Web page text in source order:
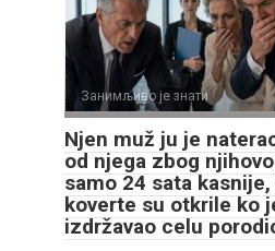
Занимљиво је знати
Njen muž ju je
od njega zbog
samo 24 sata
koverte su otkrile ko
izdržavao celu